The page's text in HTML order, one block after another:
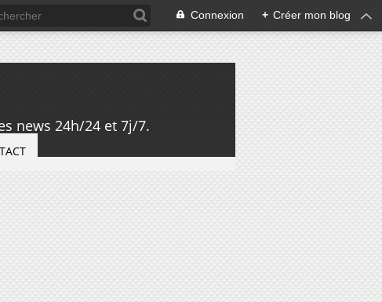
Connexion + Créer mon blog
news 24h/24 et 7j/7.